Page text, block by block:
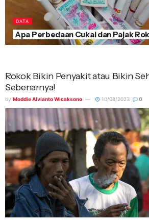
DATA
Apa Perbedaan Cukai dan Pajak
Rokok Bikin Penyakit atau Bikin
Sebenarnya!
by Moddie Alvianto Wicaksono 10/08/2023 0